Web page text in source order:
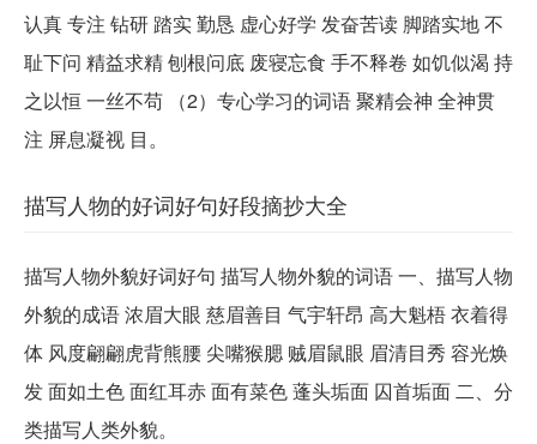
认真 专注 钻研 踏实 勤恳 虚心好学 发奋苦读 脚踏实地 不
耻下问 精益求精 刨根问底 废寝忘食 手不释卷 如饥似渴 持
之以恒 一丝不苟 （2）专心学习的词语 聚精会神 全神贯
注 屏息凝视 目。
描写人物的好词好句好段摘抄大全
描写人物外貌好词好句 描写人物外貌的词语 一、描写人物
外貌的成语 浓眉大眼 慈眉善目 气宇轩昂 高大魁梧 衣着得
体 风度翩翩虎背熊腰 尖嘴猴腮 贼眉鼠眼 眉清目秀 容光焕
发 面如土色 面红耳赤 面有菜色 蓬头垢面 囚首垢面 二、分
类描写人类外貌。